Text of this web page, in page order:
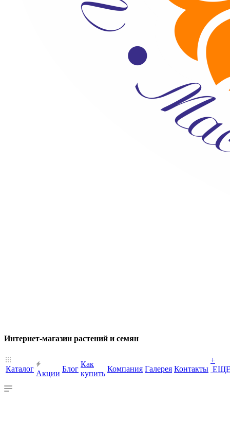
Интернет-магазин растений и семян
Каталог
Акции
Блог
Как
купить
Компания Галерея Контакты
+